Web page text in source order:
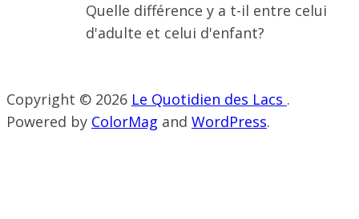
Quelle différence y a t-il entre celui
d'adulte et celui d'enfant?
Copyright © 2026 Le Quotidien des Lacs .
Powered by ColorMag and WordPress.